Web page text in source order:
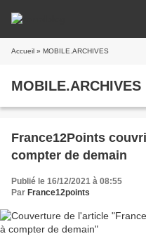
Accueil » MOBILE.ARCHIVES
MOBILE.ARCHIVES
France12Points
compter de demain
Publié le 16/12/2021 à 08:55
Par France12points